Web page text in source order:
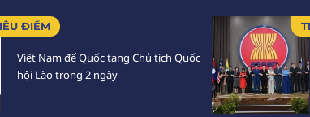
ĐIỂM
Việt Nam để Quốc tang Chủ tịch Quốc
hội Lào trong 2 ngày